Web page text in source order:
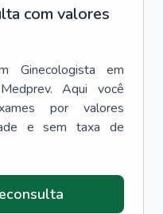
com valores
Ginecologista
em
Aqui você
por valores
e sem taxa de